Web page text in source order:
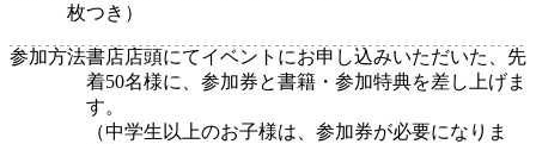
枚つき）
参加方法書店店頭にてイベントにお申し込みいただいた、先
着50名様に、参加券と書籍・参加特典を差し上げま
す。
（中学生以上のお子様は、参加券が必要になりま